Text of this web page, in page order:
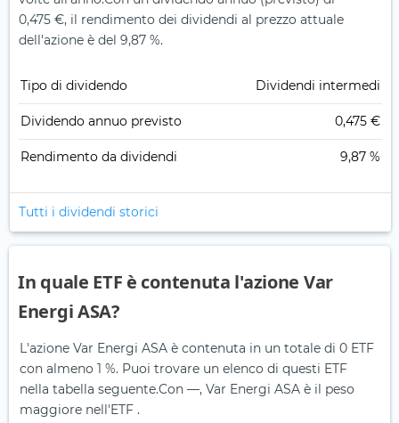
0,475 €, il rendimento dei dividendi al prezzo attuale
dell'azione è del 9,87 %.
Tipo di dividendo Dividendi intermedi
Dividendo annuo previsto 0,475 €
Rendimento da dividendi 9,87 %
Tutti i dividendi storici
In quale ETF è contenuta l'azione Var
Energi ASA?
L'azione Var Energi ASA è contenuta in un totale di 0 ETF
con almeno 1 %. Puoi trovare un elenco di questi ETF
nella tabella seguente.Con —, Var Energi ASA è il peso
maggiore nell'ETF .